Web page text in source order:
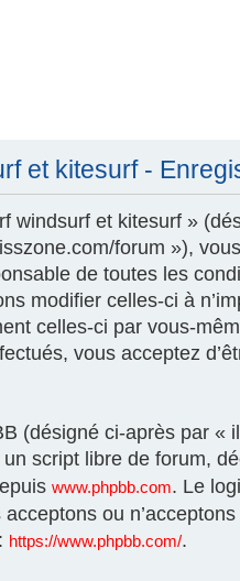
et kitesurf -
windsurf et kitesurf »
forum »),
de toutes les
modifier celles-ci à
celles-ci par vous-
vous acceptez
(désigné ci-après par
script libre de forum,
www.phpbb.com. Le
ou
https://www.phpbb.com/.